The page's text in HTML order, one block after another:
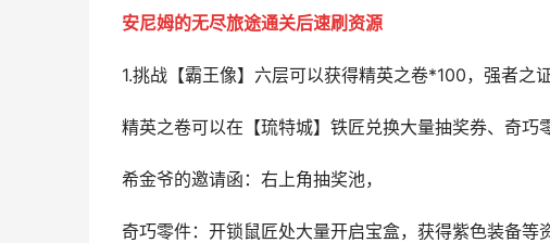
安尼姆的无尽旅途通关后速刷资源
1.挑战【霸王像】六层可以获得精英之卷*100，强者之
精英之卷可以在【琉特城】铁匠兑换大量抽奖券、奇巧
希金爷的邀请函：右上角抽奖池，
奇巧零件：开锁鼠匠处大量开启宝盒，获得紫色装备等